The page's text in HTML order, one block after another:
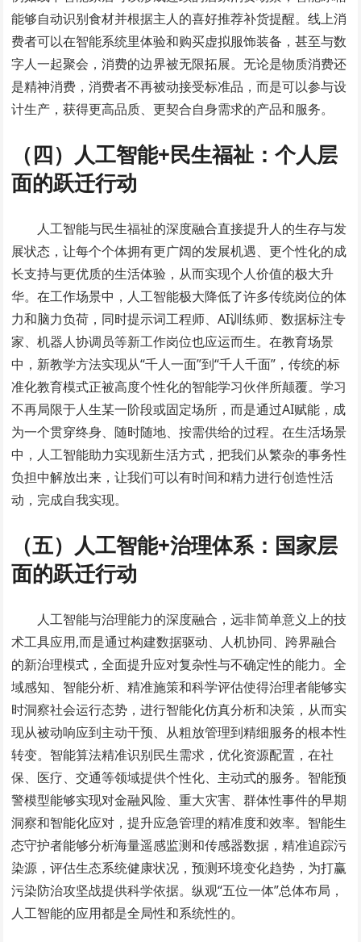
能够自动识别食材并根据主人的喜好推荐补货提醒。线上消
费者可以在智能系统里体验和购买虚拟服饰装备，甚至与数
字人一起聚会，消费的边界被无限拓展。无论是物质消费还
是精神消费，消费者不再被动接受标准品，而是可以参与设
计生产，获得更高品质、更契合自身需求的产品和服务。
（四）人工智能+民生福祉：个人层
面的跃迁行动
人工智能与民生福祉的深度融合直接提升人的生存与发
展状态，让每个个体拥有更广阔的发展机遇、更个性化的成
长支持与更优质的生活体验，从而实现个人价值的极大升
华。在工作场景中，人工智能极大降低了许多传统岗位的体
力和脑力负荷，同时提示词工程师、AI训练师、数据标注专
家、机器人协调员等新工作岗位也应运而生。在教育场景
中，新教学方法实现从“千人一面”到“千人千面”，传统的标
准化教育模式正被高度个性化的智能学习伙伴所颠覆。学习
不再局限于人生某一阶段或固定场所，而是通过AI赋能，成
为一个贯穿终身、随时随地、按需供给的过程。在生活场景
中，人工智能助力实现新生活方式，把我们从繁杂的事务性
负担中解放出来，让我们可以有时间和精力进行创造性活
动，完成自我实现。
（五）人工智能+治理体系：国家层
面的跃迁行动
人工智能与治理能力的深度融合，远非简单意义上的技
术工具应用,而是通过构建数据驱动、人机协同、跨界融合
的新治理模式，全面提升应对复杂性与不确定性的能力。全
域感知、智能分析、精准施策和科学评估使得治理者能够实
时洞察社会运行态势，进行智能化仿真分析和决策，从而实
现从被动响应到主动干预、从粗放管理到精细服务的根本性
转变。智能算法精准识别民生需求，优化资源配置，在社
保、医疗、交通等领域提供个性化、主动式的服务。智能预
警模型能够实现对金融风险、重大灾害、群体性事件的早期
洞察和智能化应对，提升应急管理的精准度和效率。智能生
态守护者能够分析海量遥感监测和传感器数据，精准追踪污
染源，评估生态系统健康状况，预测环境变化趋势，为打赢
污染防治攻坚战提供科学依据。纵观“五位一体”总体布局，
人工智能的应用都是全局性和系统性的。